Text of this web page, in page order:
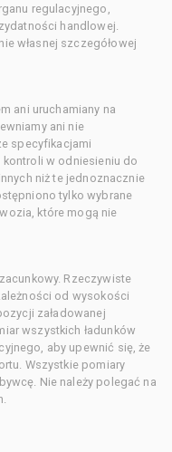
regulacyjnego,
handlowej.
własnej szczegółowej
ani uruchamiany na
ani nie
specyfikacjami
w odniesieniu do
niż te jednoznacznie
tylko wybrane
które mogą nie
Rzeczywiste
od wysokości
załadowanej
wszystkich ładunków
aby upewnić się, że
Wszystkie pomiary
Nie należy polegać na